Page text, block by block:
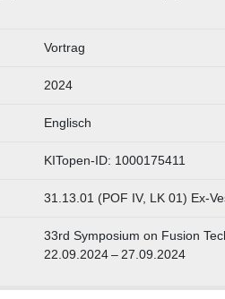
Vortrag
2024
Englisch
KITopen-ID: 1000175411
31.13.01 (POF IV, LK 01) Ex-
33rd Symposium on Fusion
22.09.2024 – 27.09.2024